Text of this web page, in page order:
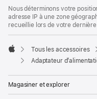
Nous déterminons votre
adresse IP à une zone
recueillie lors de votre dernière
Apple
Tous les accessoires
Adaptateur
Magasiner et explorer